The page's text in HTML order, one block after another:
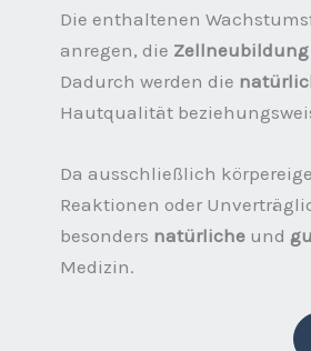
Die enthaltenen
anregen, die Zellneubildung
Dadurch werden die
Hautqualität
Da ausschließlich
Reaktionen oder
besonders natürliche und
Medizin.